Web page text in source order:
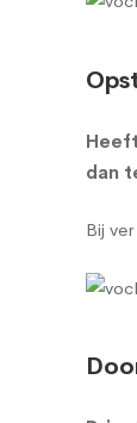
dan
Bij